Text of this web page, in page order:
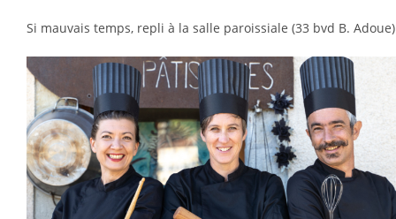
Si mauvais temps, repli à la salle paroissiale (33 bvd B. Adoue)